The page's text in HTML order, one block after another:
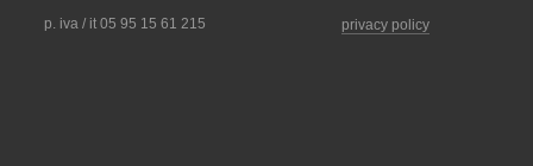
p. iva / it 05 95 15 61 215 privacy policy